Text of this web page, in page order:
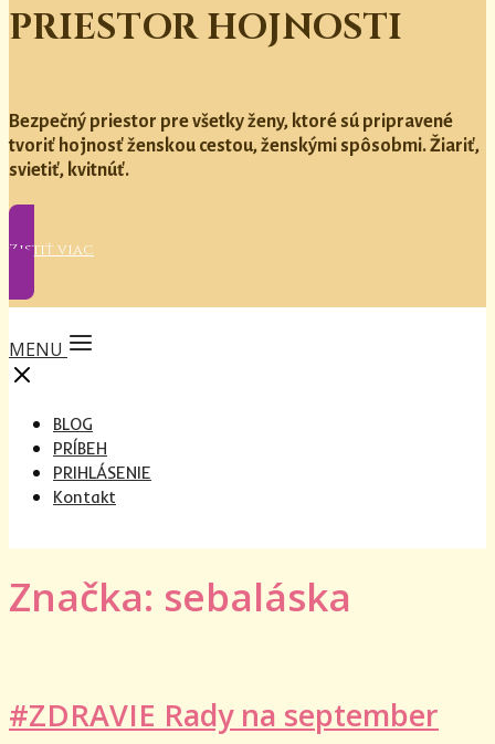
PRIESTOR HOJNOSTI
Bezpečný priestor pre všetky ženy, ktoré sú pripravené
tvoriť hojnosť ženskou cestou, ženskými spôsobmi. Žiariť,
svietiť, kvitnúť.
Zistiť viac
MENU
BLOG
PRÍBEH
PRIHLÁSENIE
Kontakt
Značka: sebaláska
#ZDRAVIE Rady na september